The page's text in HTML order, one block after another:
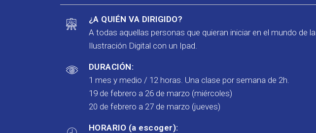
¿A QUIÉN VA DIRIGIDO?
A todas aquellas personas que quieran iniciar en el mundo de la
Ilustración Digital con un Ipad.
DURACIÓN:
1 mes y medio / 12 horas. Una clase por semana de 2h.
19 de febrero a 26 de marzo (miércoles)
20 de febrero a 27 de marzo (jueves)
HORARIO (a escoger):